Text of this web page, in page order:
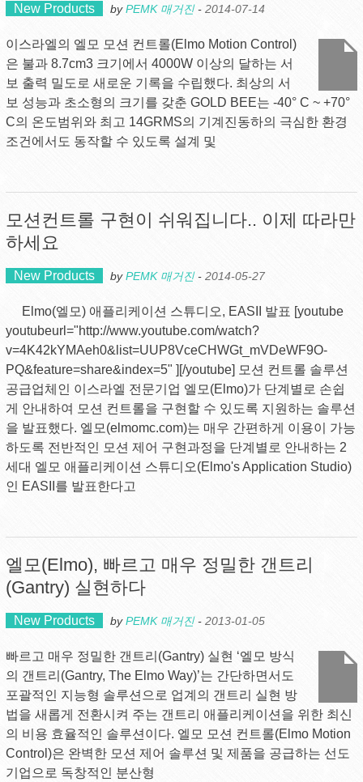
New Products byPEMK 매거진- 2014-07-14
이스라엘의 엘모 모션 컨트롤(Elmo Motion Control)
은 불과 8.7cm3 크기에서 4000W 이상의 달하는 서
보 출력 밀도로 새로운 기록을 수립했다. 최상의 서
보 성능과 초소형의 크기를 갖춘 GOLD BEE는 -40° C ~ +70°
C의 온도범위와 최고 14GRMS의 기계진동하의 극심한 환경
조건에서도 동작할 수 있도록 설계 및
모션컨트롤 구현이 쉬워집니다.. 이제 따라만
하세요
New Products byPEMK 매거진- 2014-05-27
Elmo(엘모) 애플리케이션 스튜디오, EASII 발표 [youtube
youtubeurl="http://www.youtube.com/watch?
v=4K42kYMAeh0&list=UUP8VceCHWGt_mVDeWF9O-
PQ&feature=share&index=5" ][/youtube] 모션 컨트롤 솔루션
공급업체인 이스라엘 전문기업 엘모(Elmo)가 단계별로 손쉽
게 안내하여 모션 컨트롤을 구현할 수 있도록 지원하는 솔루션
을 발표했다. 엘모(elmomc.com)는 매우 간편하게 이용이 가능
하도록 전반적인 모션 제어 구현과정을 단계별로 안내하는 2
세대 엘모 애플리케이션 스튜디오(Elmo's Application Studio)
인 EASII를 발표한다고
엘모(Elmo), 빠르고 매우 정밀한 갠트리
(Gantry) 실현하다
New Products byPEMK 매거진- 2013-01-05
빠르고 매우 정밀한 갠트리(Gantry) 실현 ‘엘모 방식
의 갠트리(Gantry, The Elmo Way)’는 간단하면서도
포괄적인 지능형 솔루션으로 업계의 갠트리 실현 방
법을 새롭게 전환시켜 주는 갠트리 애플리케이션을 위한 최신
의 비용 효율적인 솔루션이다. 엘모 모션 컨트롤(Elmo Motion
Control)은 완벽한 모션 제어 솔루션 및 제품을 공급하는 선도
기업으로 독창적인 분산형